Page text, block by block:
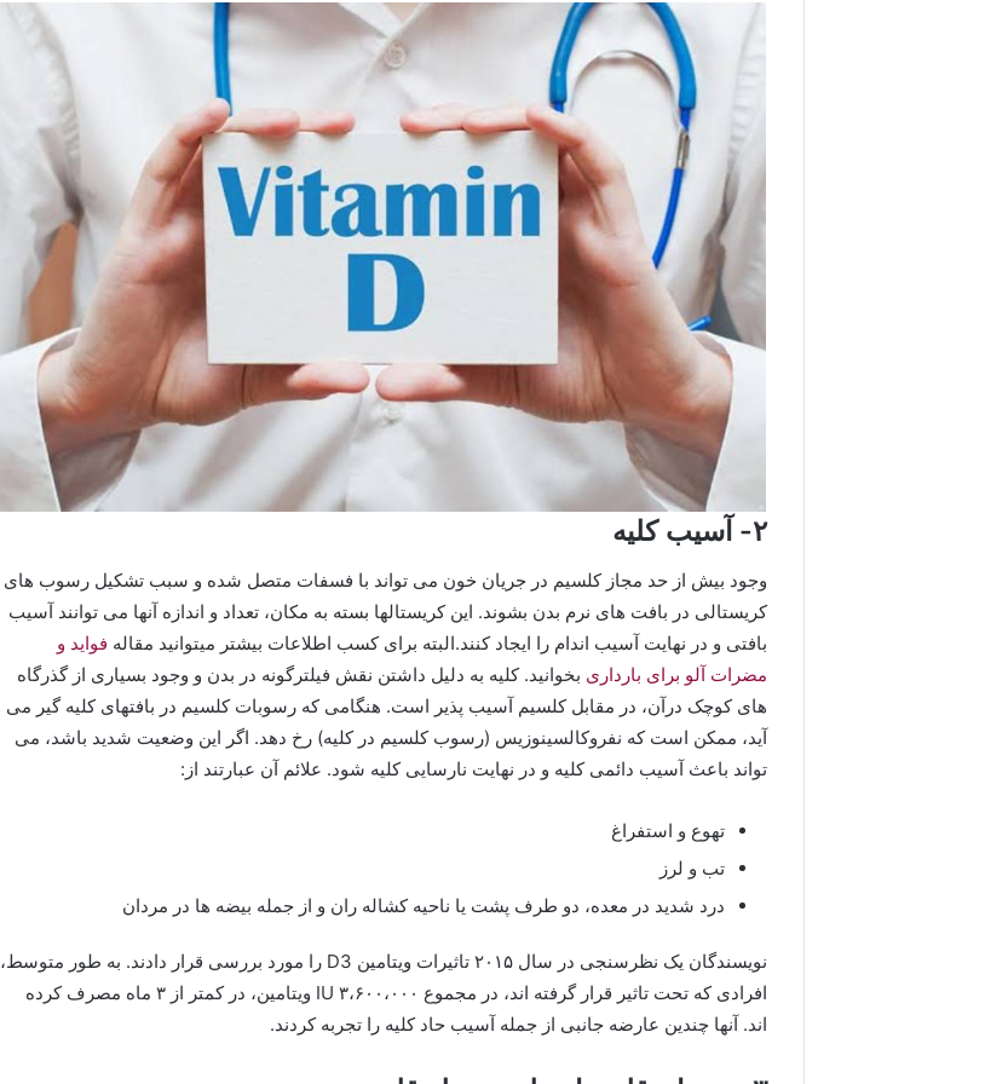
۲- آسیب کلیه
وجود بیش از حد مجاز کلسیم در جریان خون می تواند با فسفات متصل شده و سبب تشکیل رسوب های
کریستالی در بافت های نرم بدن بشوند. این کریستالها بسته به مکان، تعداد و اندازه آنها می توانند آسیب
بافتی و در نهایت آسیب اندام را ایجاد کنند.البته برای کسب اطلاعات بیشتر میتوانید مقاله فواید و
مضرات آلو برای بارداری بخوانید. کلیه به دلیل داشتن نقش فیلترگونه در بدن و وجود بسیاری از گذرگاه
های کوچک درآن، در مقابل کلسیم آسیب پذیر است. هنگامی که رسوبات کلسیم در بافتهای کلیه گیر می
آید، ممکن است که نفروکالسینوزیس (رسوب کلسیم در کلیه) رخ دهد. اگر این وضعیت شدید باشد، می
تواند باعث آسیب دائمی کلیه و در نهایت نارسایی کلیه شود. علائم آن عبارتند از:
تهوع و استفراغ
تب و لرز
درد شدید در معده، دو طرف پشت یا ناحیه کشاله ران و از جمله بیضه ها در مردان
نویسندگان یک نظرسنجی در سال ۲۰۱۵ تاثیرات ویتامین D3 را مورد بررسی قرار دادند. به طور متوسط،
افرادی که تحت تاثیر قرار گرفته اند، در مجموع ۳،۶۰۰،۰۰۰ IU ویتامین، در کمتر از ۳ ماه مصرف کرده
اند. آنها چندین عارضه جانبی از جمله آسیب حاد کلیه را تجربه کردند.